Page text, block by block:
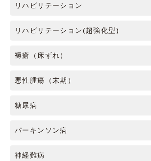
リハビリテーション
リハビリテーション(超強化型)
褥瘡（床ずれ）
悪性腫瘍（末期）
糖尿病
パーキンソン病
神経難病